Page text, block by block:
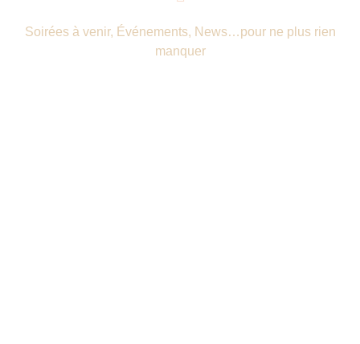
Soirées à venir, Événements, News…pour ne plus rien
manquer